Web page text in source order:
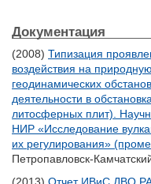
Документация
(2008) Типизация
воздействия на
геодинамических
деятельности в
литосферных плит).
НИР «Исследование
их регулирования»
Петропавловск-